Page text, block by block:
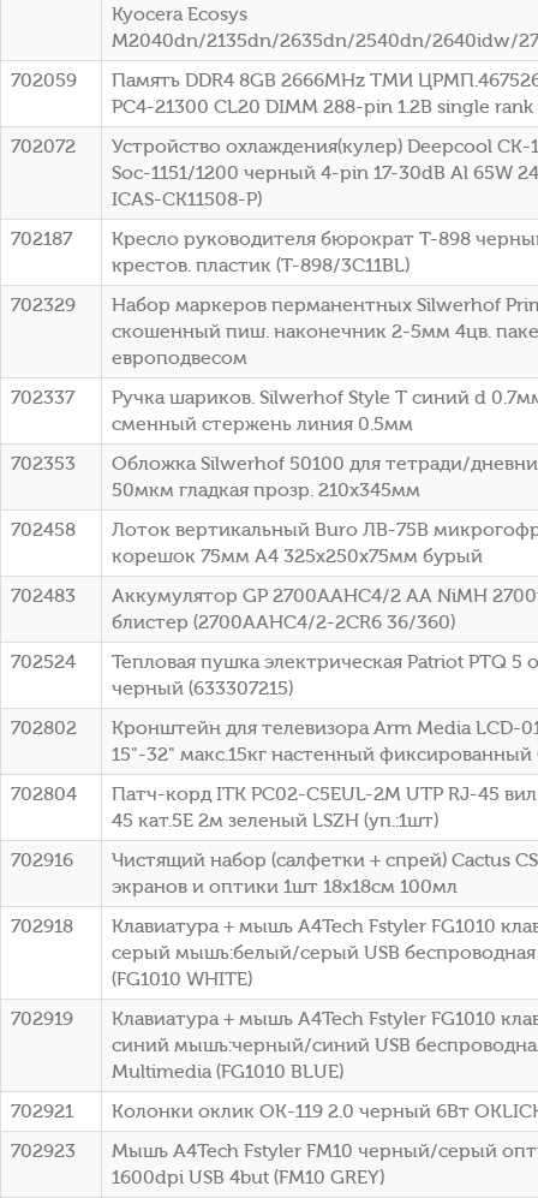
Kyocera Ecosys
M2040dn/2135dn/2635dn/2540dn/2640idw/
702059
Память DDR4 8GB 2666MHz ТМИ
PC4-21300 CL20 DIMM 288-pin 1.2В single rank
702072
Устройство охлаждения(кулер) Deepcool CK-
Soc-1151/1200 черный 4-pin 17-30dB Al 65W
ICAS-CK11508-P)
702187
Кресло руководителя бюрократ T-898
крестов. пластик (T-898/3C11BL)
702329
Набор маркеров перманентных Silwerhof
скошенный пиш. наконечник 2-5мм 4цв.
европодвесом
702337
Ручка шариков. Silwerhof Style T синий d
сменный стержень линия 0.5мм
702353
Обложка Silwerhof 50100 для тетради/
50мкм гладкая прозр. 210x345мм
702458
Лоток вертикальный Buro ЛВ-75B
корешок 75мм A4 325x250x75мм бурый
702483
Аккумулятор GP 2700AAHC4/2 AA NiMH
блистер (2700AAHC4/2-2CR6 36/360)
702524
Тепловая пушка электрическая Patriot PTQ
черный (633307215)
702802
Кронштейн для телевизора Arm Media LCD-
15"-32" макс.15кг настенный фиксированный
702804
Патч-корд ITK PC02-C5EUL-2M UTP RJ-45
45 кат.5E 2м зеленый LSZH (уп.:1шт)
702916
Чистящий набор (салфетки + спрей) Cactus
экранов и оптики 1шт 18x18см 100мл
702918
Клавиатура + мышь A4Tech Fstyler FG1010
серый мышь:белый/серый USB
(FG1010 WHITE)
702919
Клавиатура + мышь A4Tech Fstyler FG1010
синий мышь:черный/синий USB
Multimedia (FG1010 BLUE)
702921
Колонки оклик OK-119 2.0 черный 6Вт
702923
Мышь A4Tech Fstyler FM10 черный/серый
1600dpi USB 4but (FM10 GREY)